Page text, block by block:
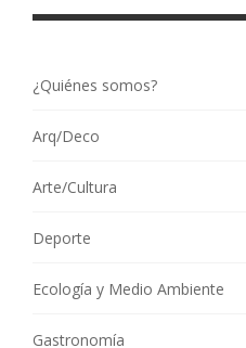
¿Quiénes somos?
Arq/Deco
Arte/Cultura
Deporte
Ecología y Medio Ambiente
Gastronomía